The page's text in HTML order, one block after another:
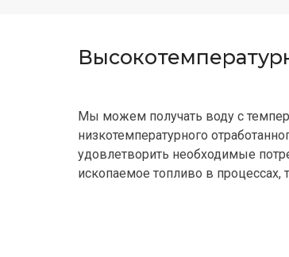
Мы можем получать воду с
низкотемпературного
удовлетворить необходимые
ископаемое топливо в